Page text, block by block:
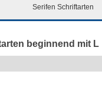
Serifen Schriftarten
beginnend mit L